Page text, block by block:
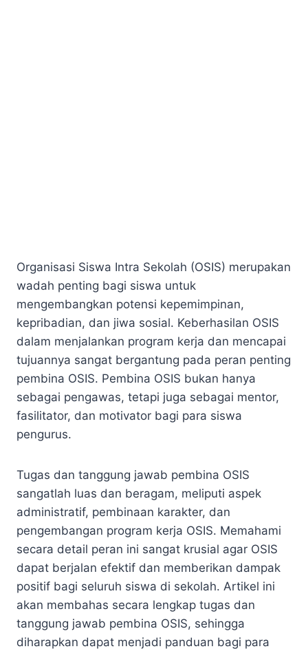
Organisasi Siswa Intra Sekolah (OSIS) merupakan
wadah penting bagi siswa untuk
mengembangkan potensi kepemimpinan,
kepribadian, dan jiwa sosial. Keberhasilan OSIS
dalam menjalankan program kerja dan mencapai
tujuannya sangat bergantung pada peran penting
pembina OSIS. Pembina OSIS bukan hanya
sebagai pengawas, tetapi juga sebagai mentor,
fasilitator, dan motivator bagi para siswa
pengurus.
Tugas dan tanggung jawab pembina OSIS
sangatlah luas dan beragam, meliputi aspek
administratif, pembinaan karakter, dan
pengembangan program kerja OSIS. Memahami
secara detail peran ini sangat krusial agar OSIS
dapat berjalan efektif dan memberikan dampak
positif bagi seluruh siswa di sekolah. Artikel ini
akan membahas secara lengkap tugas dan
tanggung jawab pembina OSIS, sehingga
diharapkan dapat menjadi panduan bagi para